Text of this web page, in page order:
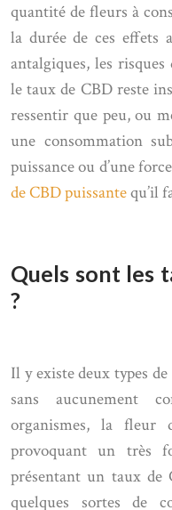
quantité de fleurs à
la durée de ces effets
antalgiques, les
le taux de CBD reste
ressentir que peu, ou
une consommation
puissance ou d’une
de CBD puissantequ’il
Quels sont les
?
Il y existe deux types de
sans aucunement
organismes, la fleur
provoquant un très
présentant un taux
quelques sortes de